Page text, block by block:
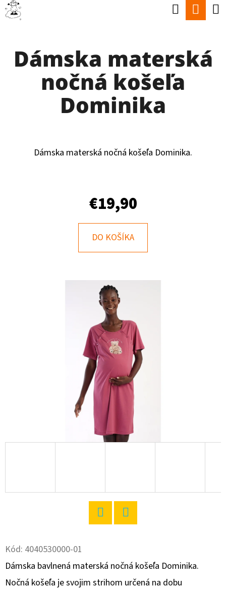
Prejsť
Hľadať
Dámska materská
nočná košeľa
Dominika
Dámska materská nočná košeľa Dominika.
€19,90
DO KOŠÍKA
Kód: 4040530000-01
Dámska bavlnená materská nočná košeľa Dominika.
Nočná košeľa je svojim strihom určená na dobu
K
O
HĽADAŤ
D
Ú
Č
A
M